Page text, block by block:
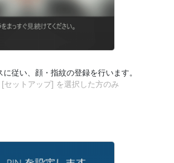
従い、顔・指紋の登録を行います。
セットアップ] を選択した方のみ